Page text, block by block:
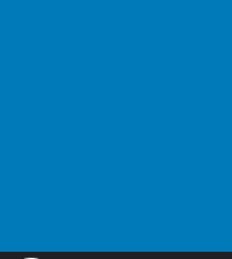
Road,
Zone, Lingcheng
China